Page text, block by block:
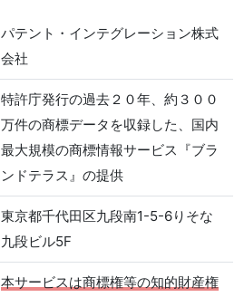
パテント・インテグレーション株式
会社
特許庁発行の過去２０年、約３００
万件の商標データを収録した、国内
最大規模の商標情報サービス『ブラ
ンドテラス』の提供
東京都千代田区九段南1-5-6りそな
九段ビル5F
本サービスは商標権等の知的財産権